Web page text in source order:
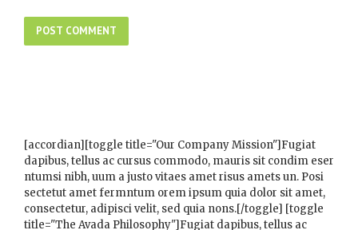
[accordian][toggle title="Our Company Mission"]Fugiat
dapibus, tellus ac cursus commodo, mauris sit condim eser
ntumsi nibh, uum a justo vitaes amet risus amets un. Posi
sectetut amet fermntum orem ipsum quia dolor sit amet,
consectetur, adipisci velit, sed quia nons.[/toggle] [toggle
title="The Avada Philosophy"]Fugiat dapibus, tellus ac